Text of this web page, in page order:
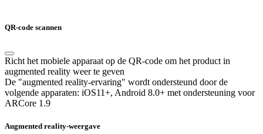
QR-code scannen
Richt het mobiele apparaat op de QR-code om het product in
augmented reality weer te geven
De "augmented reality-ervaring" wordt ondersteund door de
volgende apparaten: iOS11+, Android 8.0+ met ondersteuning voor
ARCore 1.9
Augmented reality-weergave